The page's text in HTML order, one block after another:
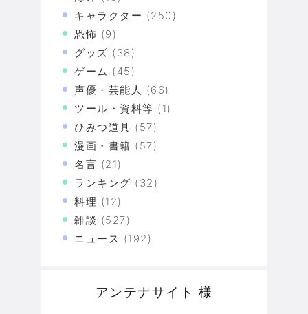
キャラクター (250)
恐怖 (9)
グッズ (38)
ゲーム (45)
声優・芸能人 (66)
ツール・資料等 (1)
ひみつ道具 (57)
漫画・書籍 (57)
名言 (21)
ランキング (32)
料理 (12)
雑談 (527)
ニュース (192)
アンテナサイト 様